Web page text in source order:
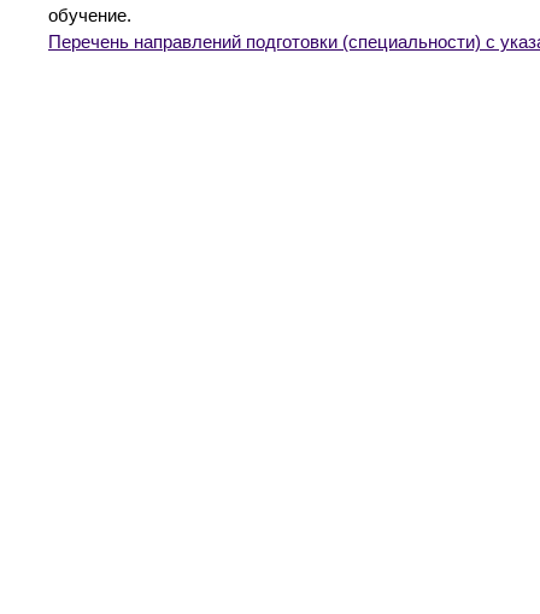
обучение.
Перечень направлений подготовки (специальности) с